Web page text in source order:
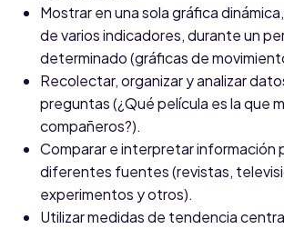
Mostrar en una sola gráfica
de varios indicadores, durante un
determinado (gráficas de
Recolectar, organizar y analizar
preguntas (¿Qué película es la que
compañeros?).
Comparar e interpretar información
diferentes fuentes (revistas,
experimentos y otros).
Utilizar medidas de tendencia